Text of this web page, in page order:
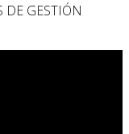
DE GESTIÓN